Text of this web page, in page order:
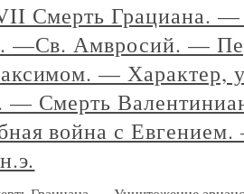
Смерть Грациана.
—Св. Амвросий. —
— Характер,
— Смерть
война с